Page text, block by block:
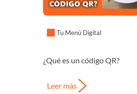
Tu Menú Digital
¿Qué es un código QR?
Leer más